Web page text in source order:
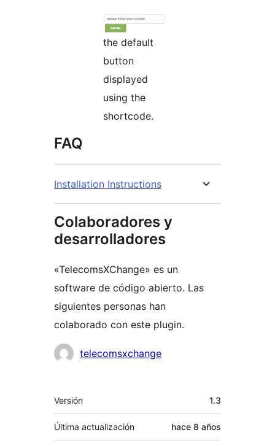
the default
button
displayed
using the
shortcode.
FAQ
Installation Instructions
Colaboradores y
desarrolladores
«TelecomsXChange» es un
software de código abierto. Las
siguientes personas han
colaborado con este plugin.
Colaboradores
telecomsxchange
Meta
Versión 1.3
Última actualización hace 8 años